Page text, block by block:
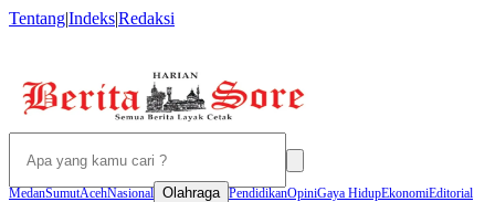
Tentang|Indeks|Redaksi
MedanSumutAcehNasional Olahraga PendidikanOpiniGaya HidupEkonomiEditorial